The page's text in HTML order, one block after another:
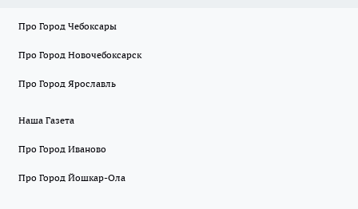
Про Город Чебоксары
Про Город Новочебоксарск
Про Город Ярославль
Наша Газета
Про Город Иваново
Про Город Йошкар-Ола